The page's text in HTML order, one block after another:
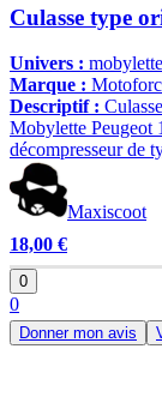
Culasse type
Univers : mobylette
Marque :
Descriptif :
Mobylette Peugeot
décompresseur de
Maxiscoot
18,00 €
0
0
Donner mon avis